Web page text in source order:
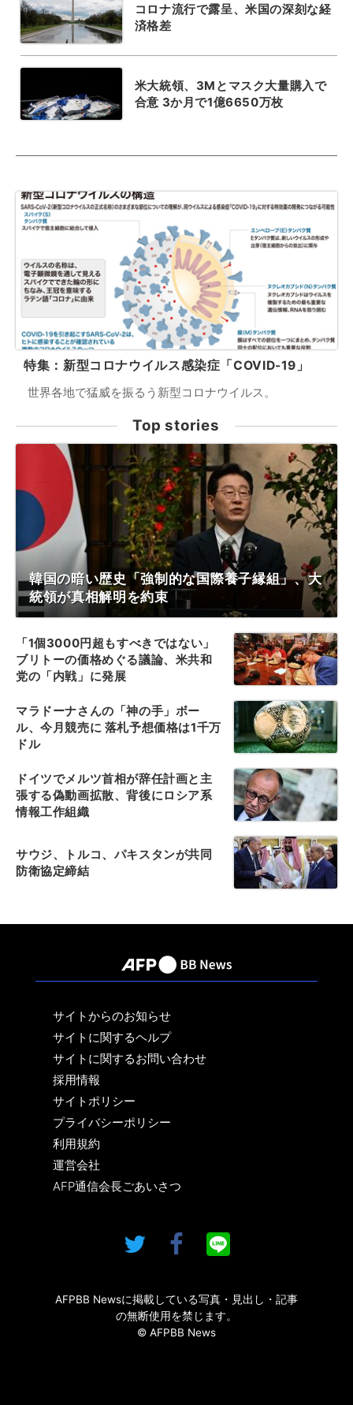
コロナ流行で露呈、米国の深刻な経
済格差
米大統領、3Mとマスク大量購入で
合意 3か月で1億6650万枚
特集：新型コロナウイルス感染症「COVID-19」
世界各地で猛威を振るう新型コロナウイルス。
Top stories
韓国の暗い歴史「強制的な国際養子縁組」、大
統領が真相解明を約束
「1個3000円超もすべきではない」
ブリトーの価格めぐる議論、米共和
党の「内戦」に発展
マラドーナさんの「神の手」ボー
ル、今月競売に 落札予想価格は1千万
ドル
ドイツでメルツ首相が辞任計画と主
張する偽動画拡散、背後にロシア系
情報工作組織
サウジ、トルコ、パキスタンが共同
防衛協定締結
サイトからのお知らせ
サイトに関するヘルプ
サイトに関するお問い合わせ
採用情報
サイトポリシー
プライバシーポリシー
利用規約
運営会社
AFP通信会長ごあいさつ
AFPBB Newsに掲載している写真・見出し・記事
の無断使用を禁じます。
© AFPBB News